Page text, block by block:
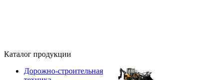
Каталог продукции
Дорожно-строительная